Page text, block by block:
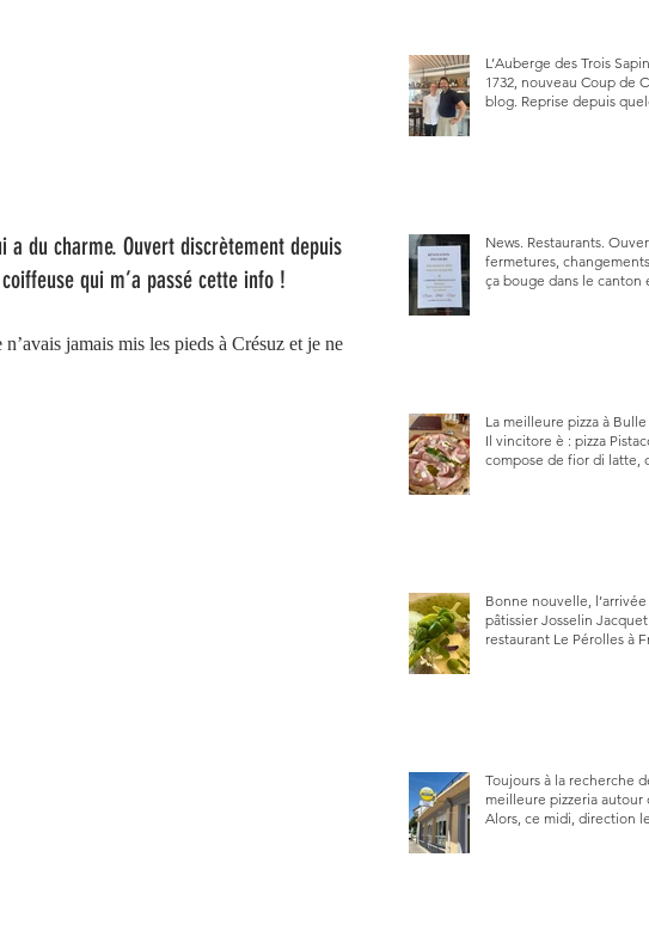
a du charme. Ouvert discrètement depuis
qui m’a passé cette info !
jamais mis les pieds à Crésuz et je ne
L’Auberge des Trois
1732, nouveau Coup de
blog. Reprise depuis
News. Restaurants.
fermetures, changements
ça bouge dans le canton
La meilleure pizza à
Il vincitore è : pizza
compose de fior di latte,
Bonne nouvelle,
pâtissier Josselin Jacquet
restaurant Le Pérolles à
Toujours à la recherche
meilleure pizzeria autour
Alors, ce midi, direction